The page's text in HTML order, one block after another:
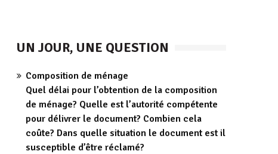
UN JOUR, UNE QUESTION
Composition de ménage
Quel délai pour l’obtention de la composition
de ménage? Quelle est l’autorité compétente
pour délivrer le document? Combien cela
coûte? Dans quelle situation le document est il
susceptible d’être réclamé?